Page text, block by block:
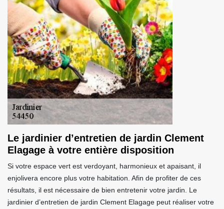
Le jardinier d’entretien de jardin Clement
Elagage à votre entière disposition
Si votre espace vert est verdoyant, harmonieux et apaisant, il
enjolivera encore plus votre habitation. Afin de profiter de ces
résultats, il est nécessaire de bien entretenir votre jardin. Le
jardinier d’entretien de jardin Clement Elagage peut réaliser votre